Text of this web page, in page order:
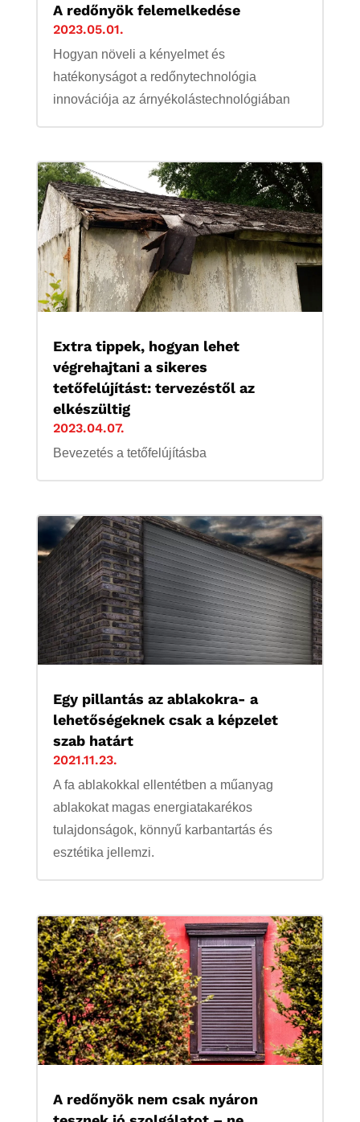
A redőnyök felemelkedése
2023.05.01.
Hogyan növeli a kényelmet és
hatékonyságot a redőnytechnológia
innovációja az árnyékolástechnológiában
Extra tippek, hogyan lehet
végrehajtani a sikeres
tetőfelújítást: tervezéstől az
elkészültig
2023.04.07.
Bevezetés a tetőfelújításba
Egy pillantás az ablakokra- a
lehetőségeknek csak a képzelet
szab határt
2021.11.23.
A fa ablakokkal ellentétben a műanyag
ablakokat magas energiatakarékos
tulajdonságok, könnyű karbantartás és
esztétika jellemzi.
A redőnyök nem csak nyáron